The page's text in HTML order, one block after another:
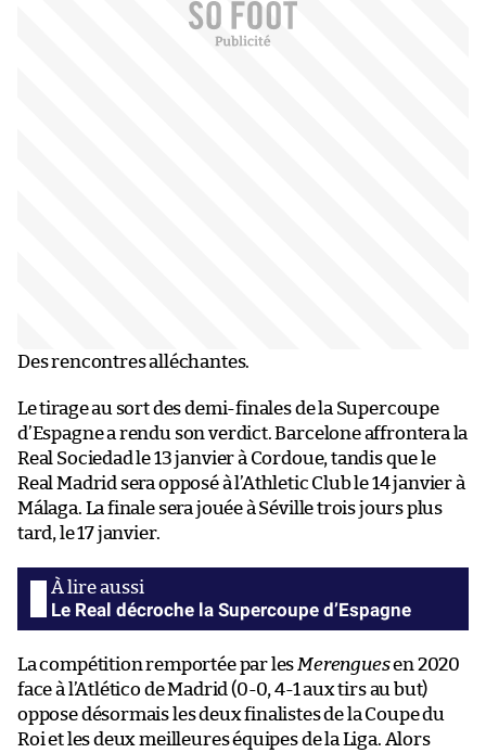
Des rencontres alléchantes.
Le tirage au sort des demi-finales de la Supercoupe
d’Espagne a rendu son verdict. Barcelone affrontera la
Real Sociedad le 13 janvier à Cordoue, tandis que le
Real Madrid sera opposé à l’Athletic Club le 14 janvier à
Málaga. La finale sera jouée à Séville trois jours plus
tard, le 17 janvier.
Le Real décroche la Supercoupe d’Espagne
La compétition remportée par les Merenguesen 2020
face à l’Atlético de Madrid (0-0, 4-1 aux tirs au but)
oppose désormais les deux finalistes de la Coupe du
Roi et les deux meilleures équipes de la Liga. Alors